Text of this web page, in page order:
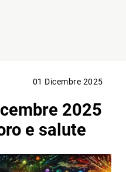
01 Dicembre 2025
2025
e salute